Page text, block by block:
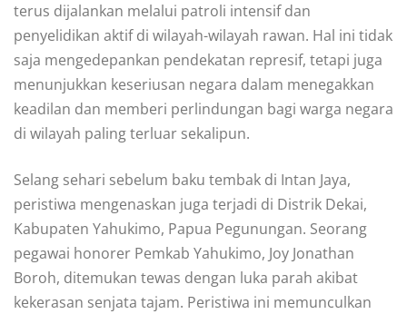
terus dijalankan melalui patroli intensif dan
penyelidikan aktif di wilayah-wilayah rawan. Hal ini tidak
saja mengedepankan pendekatan represif, tetapi juga
menunjukkan keseriusan negara dalam menegakkan
keadilan dan memberi perlindungan bagi warga negara
di wilayah paling terluar sekalipun.
Selang sehari sebelum baku tembak di Intan Jaya,
peristiwa mengenaskan juga terjadi di Distrik Dekai,
Kabupaten Yahukimo, Papua Pegunungan. Seorang
pegawai honorer Pemkab Yahukimo, Joy Jonathan
Boroh, ditemukan tewas dengan luka parah akibat
kekerasan senjata tajam. Peristiwa ini memunculkan